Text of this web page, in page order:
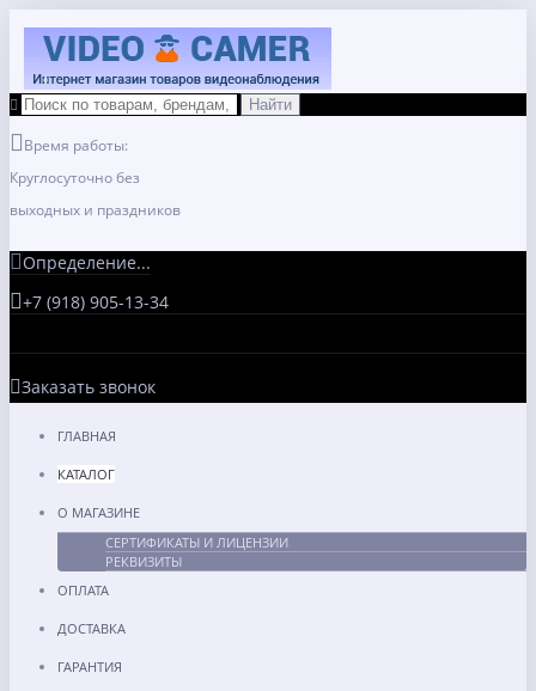
Время работы:
Круглосуточно без
выходных и праздников
Определение...
+7 (918) 905-13-34
Заказать звонок
ГЛАВНАЯ
КАТАЛОГ
О МАГАЗИНЕ
СЕРТИФИКАТЫ И ЛИЦЕНЗИИ
РЕКВИЗИТЫ
ОПЛАТА
ДОСТАВКА
ГАРАНТИЯ